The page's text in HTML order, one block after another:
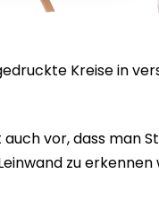
Kreise in
vor, dass man
zu